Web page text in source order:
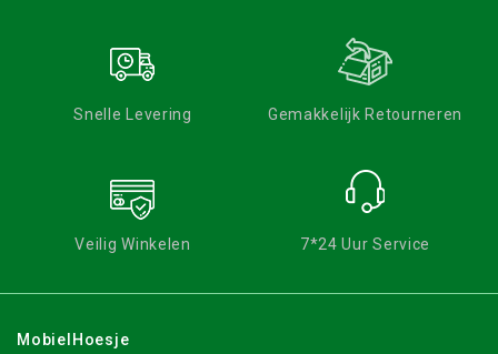
Snelle Levering Gemakkelijk Retourneren
Veilig Winkelen 7*24 Uur Service
MobielHoesje